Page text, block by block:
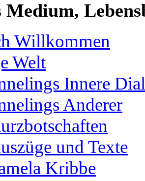
Medium,
Willkommen
Welt
Innere
Anderer
und Texte
Kribbe